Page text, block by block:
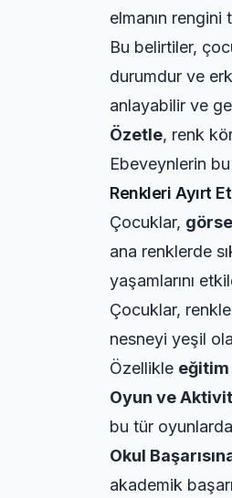
elmanın
Bu belirtiler,
durumdur ve
anlayabilir ve
Özetle, renk
Ebeveynlerin
Renkleri Ayırt
Çocuklar,
ana renklerde
yaşamlarını
Çocuklar,
nesneyi yeşil
Özellikle
Oyun ve
bu tür
Okul
akademik